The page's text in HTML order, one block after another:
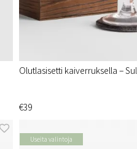
Olutlasisetti kaiverruksella –
€39
Useita valintoja